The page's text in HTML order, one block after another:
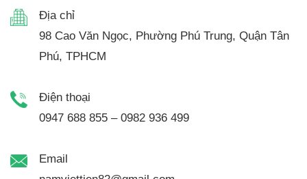
Địa chỉ
98 Cao Văn Ngọc, Phường Phú Trung, Quận Tân
Phú, TPHCM
Điện thoại
0947 688 855 – 0982 936 499
Email